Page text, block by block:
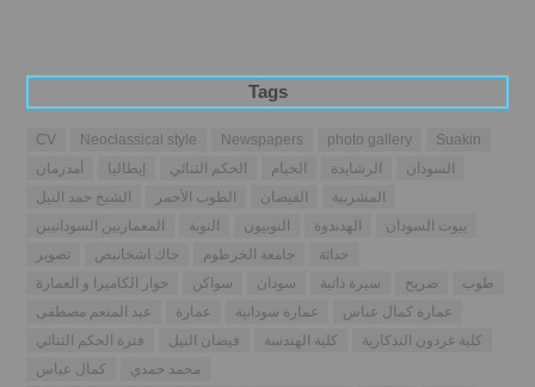
Tags
CV Neoclassical style Newspapers photo gallery
Suakin
أمدرمان
إيطاليا الحكم الثنائي الخيام الرشايدة
السودان
الشيخ حمد النيل
الطوب الأحمر الفيضان
المشربية
المعماريين السودانيين
النوبة النوبيون الهدندوة
بيوت السودان
تصوير
جاك اشخانيص جامعة الخرطوم
حداثة
حوار الكاميرا و العمارة
سواكن سودان سيرة ذاتية ضريح
طوب
عبد المنعم مصطفى
عمارة عمارة سودانية
عمارة كمال عباس
فترة الحكم الثنائي
فيضان النيل كلية الهندسة
كلية غردون التذكارية
كمال عباس
محمد حمدي